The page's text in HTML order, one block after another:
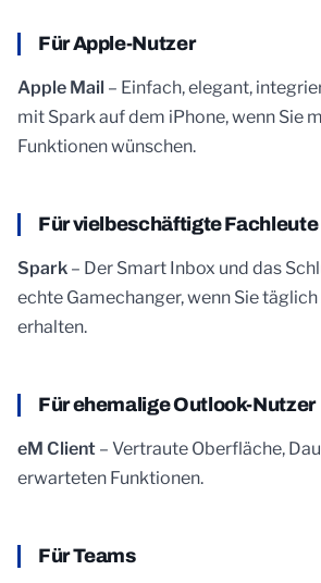
Für Apple-Nutzer
Apple Mail – Einfach, elegant,
mit Spark auf dem iPhone, wenn Sie
Funktionen wünschen.
Für vielbeschäftigte Fachleute
Spark – Der Smart Inbox und das
echte Gamechanger, wenn Sie
erhalten.
Für ehemalige Outlook-Nutzer
eM Client – Vertraute Oberfläche,
erwarteten Funktionen.
Für Teams